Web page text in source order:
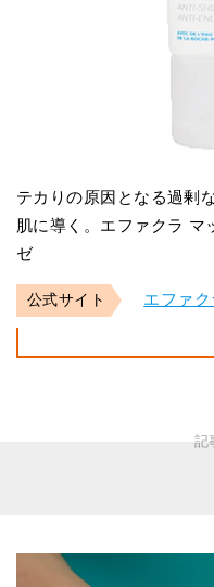
テカりの原因となる過剰
肌に導く。エファクラ マ
ゼ
公式サイト エファク